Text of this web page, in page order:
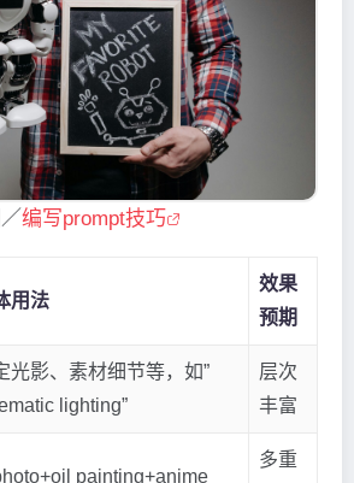
编写prompt技巧
用法
效果
预期
光影、素材细节等，如”
lighting”
层次
丰富
painting+anime
多重